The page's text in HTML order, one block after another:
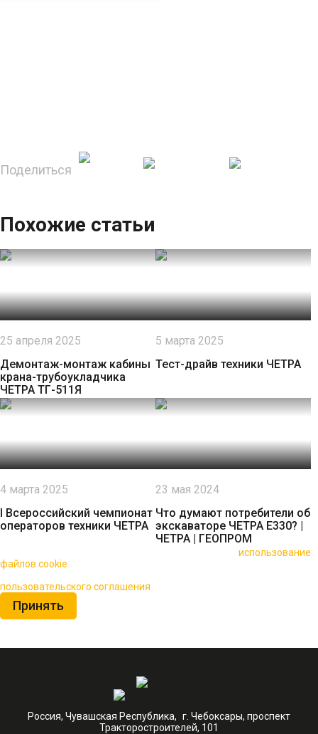
Поделиться
Похожие статьи
25 апреля 2025
Демонтаж-монтаж кабины
крана-трубоукладчика
ЧЕТРА ТГ-511Я
5 марта 2025
Тест-драйв техники ЧЕТРА
4 марта 2025
I Всероссийский чемпионат
операторов техники ЧЕТРА
23 мая 2024
Что думают потребители об
экскаваторе ЧЕТРА Е330? |
ЧЕТРА | ГЕОПРОМ
использование
файлов cookie
пользовательского соглашения
Принять
Россия, Чувашская Республика, г. Чебоксары, проспект
Тракторостроителей, 101